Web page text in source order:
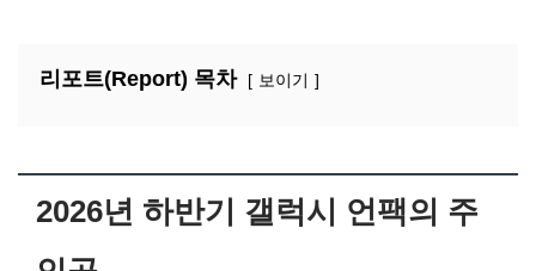
리포트(Report) 목차 보이기
2026년 하반기 갤럭시 언팩의 주